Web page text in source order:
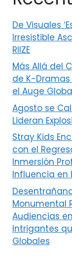
De Visuales
Irresistible
RIIZE
Más Allá del
de K-Dramas
el Auge
Agosto se
Lideran
Stray Kids
con el
Inmersión
Influencia en
Monumental
Audiencias
Intrigantes
Globales